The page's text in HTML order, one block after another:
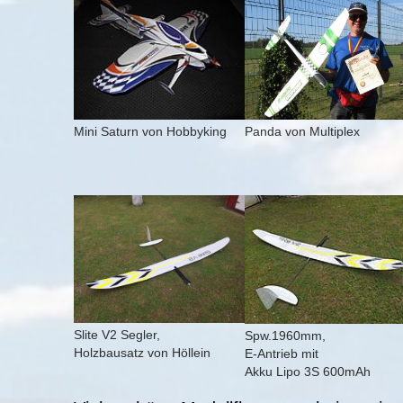
Mini Saturn von Hobbyking Panda von Multiplex
Show larger version
Slite V2 Segler,
Holzbausatz von Höllein
Show larger version
Spw.1960mm,
E-Antrieb mit
Akku Lipo 3S 600mAh